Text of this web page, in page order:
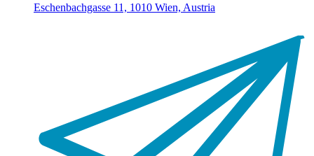
Eschenbachgasse 11, 1010 Wien, Austria